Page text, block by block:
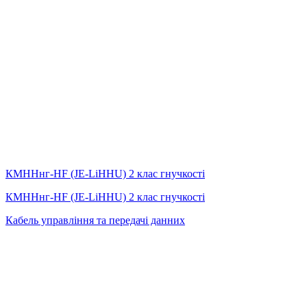
КМННнг-HF (JE-LiHНU) 2 клас гнучкості
КМННнг-HF (JE-LiHНU) 2 клас гнучкості
Кабель управління та передачі данних